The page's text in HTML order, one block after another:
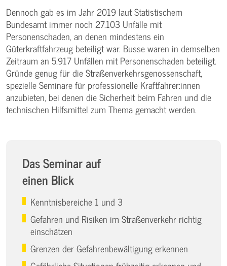
Dennoch gab es im Jahr 2019 laut Statistischem
Bundesamt immer noch 27.103 Unfälle mit
Personenschaden, an denen mindestens ein
Güterkraftfahrzeug beteiligt war. Busse waren in demselben
Zeitraum an 5.917 Unfällen mit Personenschaden beteiligt.
Gründe genug für die Straßenverkehrsgenossenschaft,
spezielle Seminare für professionelle Kraftfahrer:innen
anzubieten, bei denen die Sicherheit beim Fahren und die
technischen Hilfsmittel zum Thema gemacht werden.
Das Seminar auf
einen Blick
Kenntnisbereiche 1 und 3
Gefahren und Risiken im Straßenverkehr richtig
einschätzen
Grenzen der Gefahrenbewältigung erkennen